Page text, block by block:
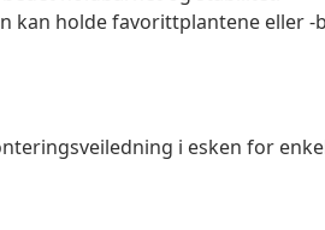
kan holde favorittplantene eller
i esken for